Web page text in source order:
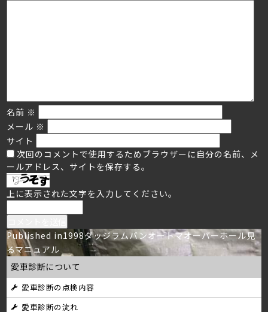
名前 ※
メール ※
サイト
次回のコメントで使用するためブラウザーに自分の名前、メ
ールアドレス、サイトを保存する。
上に表示された文字を入力してください。
投
稿
ナ
ビ
Published in1998ダッジラムバンオートマオーバーホール見
るマニュアル
愛車診断について
愛車診断の点検内容
愛車診断の流れ